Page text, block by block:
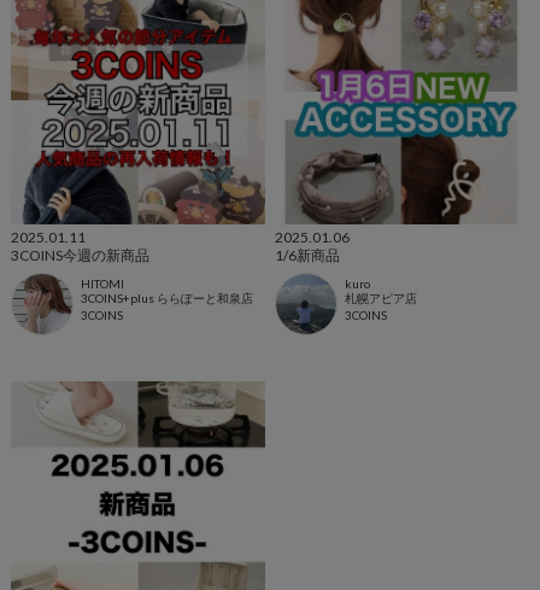
2025.01.11
3COINS今週の新商品
HITOMI
3COINS+plus ららぽーと和泉店
3COINS
2025.01.06
1/6新商品
kuro
札幌アピア店
3COINS